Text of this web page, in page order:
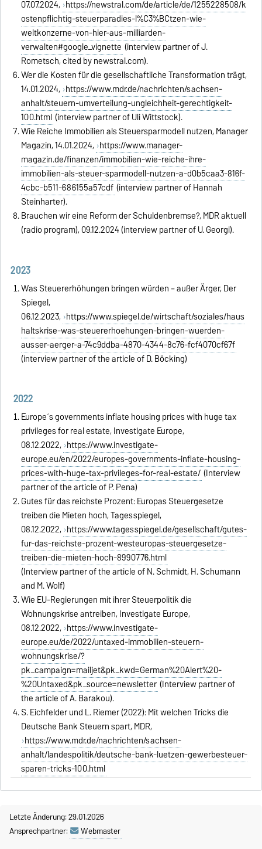
07.07.2024, https://newstral.com/de/article/de/1255228508/k
ostenpflichtig-steuerparadies-l%C3%BCtzen-wie-
weltkonzerne-von-hier-aus-milliarden-
verwalten#google_vignette (interview partner of J.
Rometsch, cited by newstral.com).
Wer die Kosten für die gesellschaftliche Transformation trägt,
14.01.2024, https://www.mdr.de/nachrichten/sachsen-
anhalt/steuern-umverteilung-ungleichheit-gerechtigkeit-
100.html (interview partner of Uli Wittstock).
Wie Reiche Immobilien als Steuersparmodell nutzen, Manager
Magazin, 14.01.2024, https://www.manager-
magazin.de/finanzen/immobilien-wie-reiche-ihre-
immobilien-als-steuer-sparmodell-nutzen-a-d0b5caa3-816f-
4cbc-b511-686155a57cdf (interview partner of Hannah
Steinharter).
Brauchen wir eine Reform der Schuldenbremse?, MDR aktuell
(radio program), 09.12.2024 (interview partner of U. Georgi).
2023
Was Steuererhöhungen bringen würden – außer Ärger, Der
Spiegel,
06.12.2023, https://www.spiegel.de/wirtschaft/soziales/haus
haltskrise-was-steuererhoehungen-bringen-wuerden-
ausser-aerger-a-74c9ddba-4870-4344-8c76-fcf4070cf67f
(interview partner of the article of D. Böcking)
2022
Europe´s governments inflate housing prices with huge tax
privileges for real estate, Investigate Europe,
08.12.2022, https://www.investigate-
europe.eu/en/2022/europes-governments-inflate-housing-
prices-with-huge-tax-privileges-for-real-estate/ (Interview
partner of the article of P. Pena)
Gutes für das reichste Prozent: Europas Steuergesetze
treiben die Mieten hoch, Tagesspiegel,
08.12.2022, https://www.tagesspiegel.de/gesellschaft/gutes-
fur-das-reichste-prozent-westeuropas-steuergesetze-
treiben-die-mieten-hoch-8990776.html
(Interview partner of the article of N. Schmidt, H. Schumann
and M. Wolf)
Wie EU-Regierungen mit ihrer Steuerpolitik die
Wohnungskrise antreiben, Investigate Europe,
08.12.2022, https://www.investigate-
europe.eu/de/2022/untaxed-immobilien-steuern-
wohnungskrise/?
pk_campaign=mailjet&pk_kwd=German%20Alert%20-
%20Untaxed&pk_source=newsletter (Interview partner of
the article of A. Barakou).
S. Eichfelder und L. Riemer (2022): Mit welchen Tricks die
Deutsche Bank Steuern spart, MDR,
https://www.mdr.de/nachrichten/sachsen-
anhalt/landespolitik/deutsche-bank-luetzen-gewerbesteuer-
sparen-tricks-100.html
Letzte Änderung: 29.01.2026
Ansprechpartner:
Webmaster